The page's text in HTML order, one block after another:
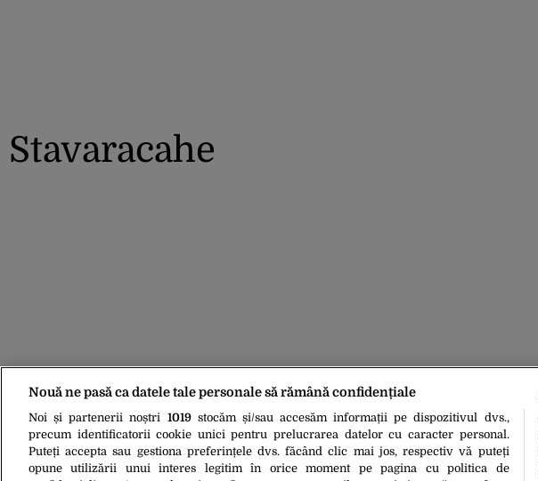
Stavaracahe
Nouă ne pasă ca datele tale personale să rămână confidențiale
Noi și partenerii noștri 1019stocăm și/sau accesăm informații pe dispozitivul dvs.,
precum identificatorii cookie unici pentru prelucrarea datelor cu caracter personal.
Puteți accepta sau gestiona preferințele dvs. făcând clic mai jos, respectiv vă puteți
opune utilizării unui interes legitim în orice moment pe pagina cu politica de